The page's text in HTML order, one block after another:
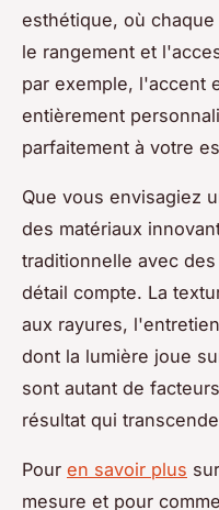
esthétique, où
le rangement et
par exemple, l'accent
entièrement
parfaitement à votre
Que vous envisagiez
des matériaux
traditionnelle avec
détail compte. La
aux rayures,
dont la lumière joue
sont autant de
résultat qui
Pour en savoir plus
mesure et pour